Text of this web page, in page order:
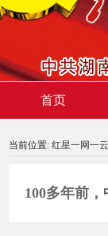
首页
当前位置: 红星一网一云
100多年前
00:00:00 / 00:00